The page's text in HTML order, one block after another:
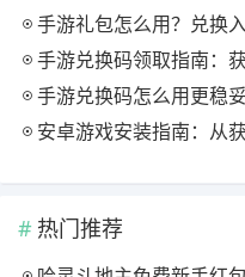
手游礼包怎么用？兑换
手游兑换码领取指南：
手游兑换码怎么用更稳
安卓游戏安装指南：从
热门推荐